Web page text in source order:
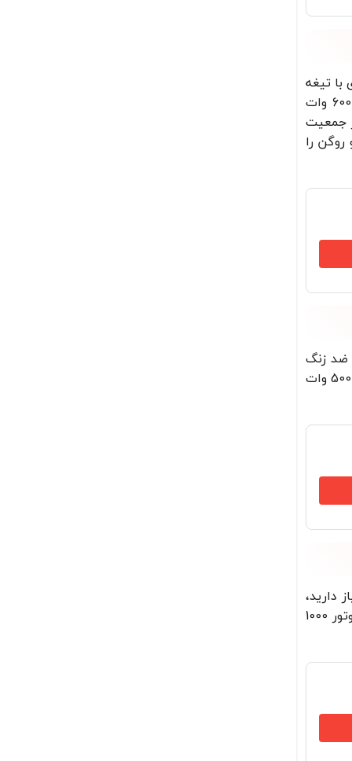
است. غذاساز تک کاره این برند دارای کاسه شیشه‌ای 1.5 لیتری با تیغه
6 پره تیتانیومی است که خرد شدن هر ماده غذایی در کسری از ثانیه را تضمین می‌کند. این غذاساز دارای موتور قدرتمند 600 وات
جمعیت
را
ضد زنگ
بسیار تیز 6 پره است و می‌تواند هر نوع ماده غذایی مانند سبزیجات، گوشت و انواع دانه‌ها را برای شما خرد کند. قدرت موتور 500 وات
دارید،
قطعا پرشیا 124 با کاسه استیل 6 لیتری بهترین انتخاب برای شما خواهد بود. این غذاساز دارای تیغه استیل ضد زنگ و موتور 1000